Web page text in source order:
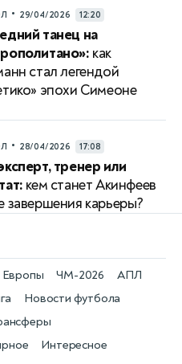
• 29/04/2026 12:20
танец на
как
стал легендой
эпохи Симеоне
• 28/04/2026 17:08
тренер или
кем станет Акинфеев
завершения карьеры?
Новости футбола
Европы ЧМ-2026 АПЛ
Интересное